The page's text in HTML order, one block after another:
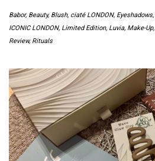
Babor, Beauty, Blush, ciaté LONDON, Eyeshadows,
ICONIC LONDON, Limited Edition, Luvia, Make-Up,
Review, Rituals